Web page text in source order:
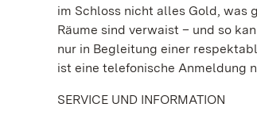
im Schloss nicht alles Gold, was
Räume sind verwaist – und so
nur in Begleitung einer
ist eine telefonische Anmeldung
SERVICE UND INFORMATION